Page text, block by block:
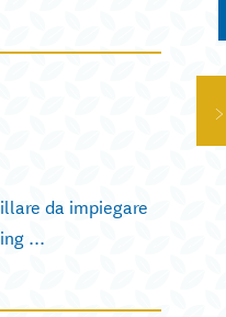
da impiegare
...